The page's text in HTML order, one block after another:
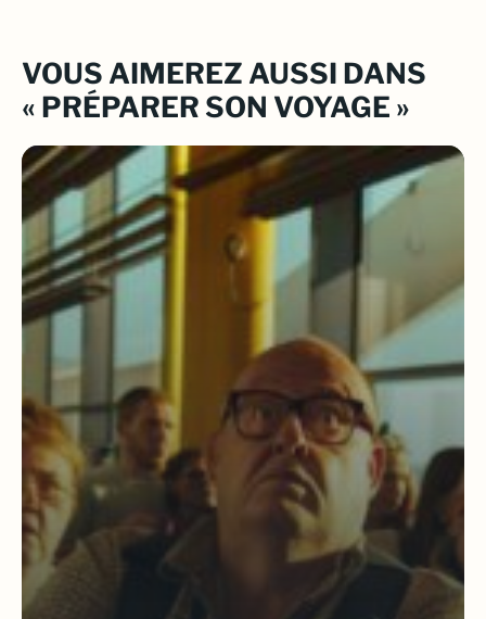
VOUS AIMEREZ AUSSI DANS
« PRÉPARER SON VOYAGE »